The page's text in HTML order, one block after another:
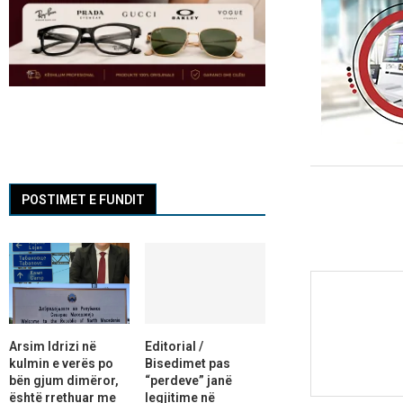
POSTIMET E FUNDIT
Arsim Idrizi në
kulmin e verës po
bën gjum dimëror,
është rrethuar me
Editorial /
Bisedimet pas
“perdeve” janë
legjitime në